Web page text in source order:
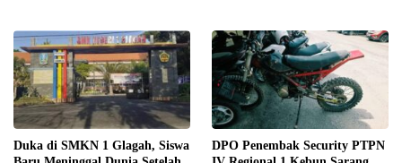
Duka di SMKN 1 Glagah, Siswa
DPO Penembak Security PTPN